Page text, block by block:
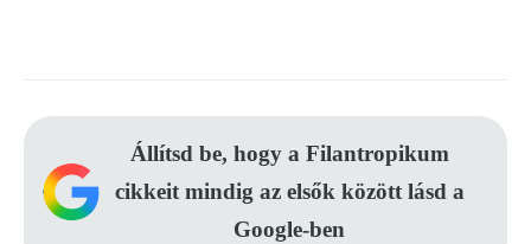
Állítsd be, hogy a Filantropikum
cikkeit mindig az elsők között lásd a
Google-ben